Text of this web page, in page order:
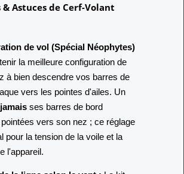
& Astuces de Cerf-Volant
de vol (Spécial Néophytes)
la meilleure configuration de
à bien descendre vos barres de
vers les pointes d'ailes. Un
jamais ses barres de bord
vers son nez ; ce réglage
pour la tension de la voile et la
l'appareil.